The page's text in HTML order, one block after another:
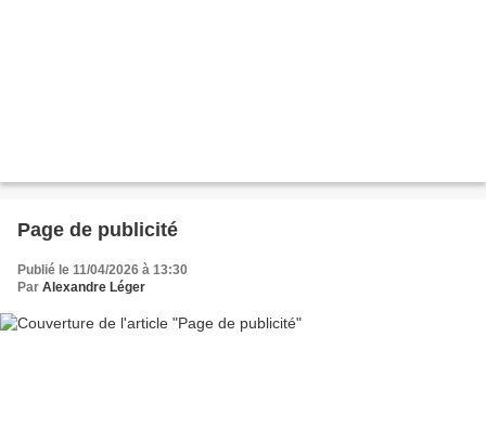
Page de publicité
Publié le 11/04/2026 à 13:30
Par Alexandre Léger